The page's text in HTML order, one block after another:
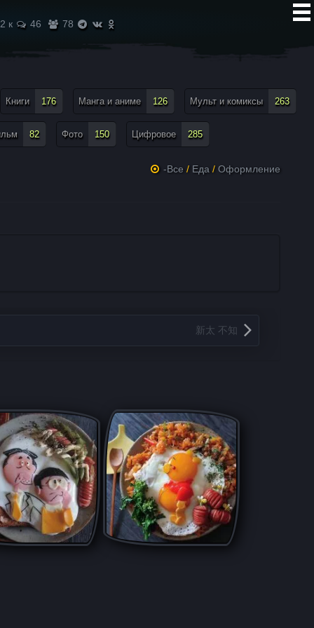
2 к 46 78
Книги 176 Манга и аниме 126 Мульт и комиксы 263
82 Фото 150 Цифровое 285
-Все / Еда / Оформление
新太 不知